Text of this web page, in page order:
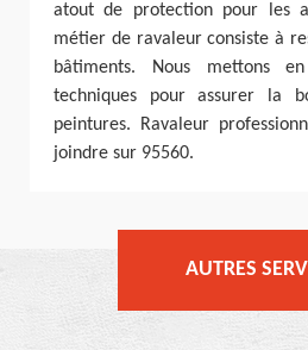
atout de protection pour les
métier de ravaleur consiste à
bâtiments. Nous mettons
techniques pour assurer la
peintures. Ravaleur
joindre sur 95560.
AUTRES